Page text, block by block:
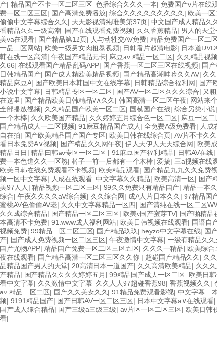
产| 精品国产不卡一区二区三区| 色播综合久久久一本| 免费国产v片在线
费一区二区三区| 国产高清免费播放| 综合久久久久久久久久久 | 欧美一
偷偷中文字幕综合久久 | 天天影视清纯唯美第37页| 中文国产成人精品久
看精品久久一级高潮| 国产在线观看免费视频| 久久香蕉精品| 男人的天
美va在观看| 国产精品第12页| 人与动牲交AV免费| 精品免费国产一区二
一品二区网站| 欧美一级男女肉粗暴视频| 日韩看片超清电影| 日本道
韩在线一区高清| 午夜国产精品无卡| 麻豆av 精品一区二区| 久久精品视
久66| 在线观看国产精品乱码APP| 国产香蕉一区二区三区在线视频| 国
日韩精品国产| 国产成人精欧美精品视频| 国产精品高潮呻吟久久AV| 久
精品麻豆A| 国产欧美日本韩国中文在线字幕| 日韩精品综合福利网| 国产
小说中文字幕| 日韩精品专区一区二区| 国产AV一区二区久久久综合| 又
在这里| 国产精品欧美日韩精品V∧久久 | 韩国高清一区二区午夜| 网站来
全部播放视频| 久久精品国产欧美一区二区| 国模国产在线| 综合另类小说
一个木棒| 久久欧美国产精品| 久久婷婷五月综合色一区二区| 麻豆一区二
国产精品成人一二区视频| 91麻豆精品国产成人 | 全免费A级免费看| 人成
自在拍| 国产欧美精品国产国产专区| 欧美日韩在线综合页| AV片不卡久
看日本免费A∨视频| 国产精品久久网午夜| 伊人天伊人天天综合网| 欧美
精品日日| 精品曰韩av专区一区二区 | 91麻豆国产福利精品| 日韩AV在线|
费一本色道久久一区熟| 椅子一前一后都有一个木棒| 爱搞| 三a视频在线
欧美日韩在线免费观看不卡视频| 欧美精品观看| 国产精品九九久久免费
频一区中文字幕| 人成在线观看| 中文字幕久久精品| 欧美高清一区| 国产
美97人人 | 精品视频一区二区三区| 99久久免费只有精品国产| 精品一本
综合| 午夜久久久久aV综合频| 久久综合网| 成A人片日本久久 | 97精品国
蜜桃AV色偷偷AV老| 久久中文字幕精品一区四| 国产清纯在线一区二区
久久成综合精品| 国产精品一区二区三区| 欧美v国产蜜芽TV| 国产啪精品
本高清不卡免费| 91.www成人福利网站| 欧美日韩视频在线观看| 国语自
视频免费| 99精品一区二区三区| 国产精品玖玖| heyzo中文字幕在线| 国
产| 国产成人免费视频一区二区三区| 午夜激情中文字幕| 一级有精品久久
国产尤物APP| 精品国产免费一区二区三区五区| 久久久一精品| 欧美综合
夜在线观看| 国产精品高清一区二区三区久久你 | 超碰国产精品久久 | 久
品精品国产男人的天堂| 20高清日本一道国产| 久久高清欧美精品| 久久
产精品| 国产精品久久久久婷婷五月 | 99精品国产成人一区二区| 欧美日
看中文字幕| 久久激情中文字幕| 久久人人97超碰香蕉98| 香蕉视频久久 |
av 精品一区二区| 国产久久美女久久 | 91精品免费观看影视| 中文字幕一
频| 9191精品国产| 国产日韩AV一区二区三区| 日本中文字幕a∨在线观看|
国产成人综合精品| 国产三级a三级三级| av片区一区二区三区| 欧美日韩
看|